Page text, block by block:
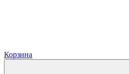
Корзина